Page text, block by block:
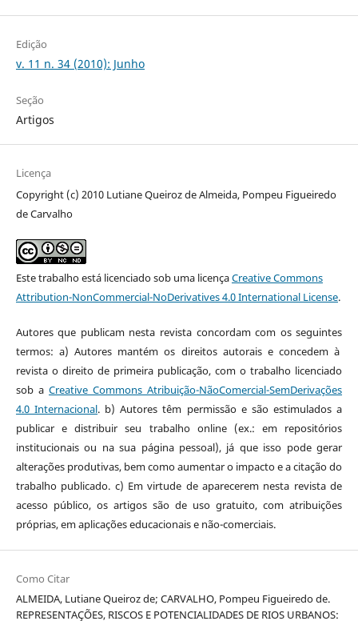
Edição
v. 11 n. 34 (2010): Junho
Seção
Artigos
Licença
Copyright (c) 2010 Lutiane Queiroz de Almeida, Pompeu Figueiredo
de Carvalho
Este trabalho está licenciado sob uma licençaCreative Commons
Attribution-NonCommercial-NoDerivatives 4.0 International License.
Autores que publicam nesta revista concordam com os seguintes
termos: a) Autores mantém os direitos autorais e concedem à
revista o direito de primeira publicação, com o trabalho licenciado
sob a Creative Commons Atribuição-NãoComercial-SemDerivações
4.0 Internacional. b) Autores têm permissão e são estimulados a
publicar e distribuir seu trabalho online (ex.: em repositórios
institucionais ou na sua página pessoal), já que isso pode gerar
alterações produtivas, bem como aumentar o impacto e a citação do
trabalho publicado. c) Em virtude de aparecerem nesta revista de
acesso público, os artigos são de uso gratuito, com atribuições
próprias, em aplicações educacionais e não-comerciais.
Como Citar
ALMEIDA, Lutiane Queiroz de; CARVALHO, Pompeu Figueiredo de.
REPRESENTAÇÕES, RISCOS E POTENCIALIDADES DE RIOS URBANOS: